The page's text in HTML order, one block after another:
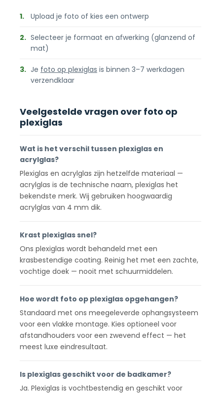
1. Upload je foto of kies een ontwerp
2. Selecteer je formaat en afwerking (glanzend of
mat)
3. Je foto op plexiglas is binnen 3–7 werkdagen
verzendklaar
Veelgestelde vragen over foto op
plexiglas
Wat is het verschil tussen plexiglas en
acrylglas?
Plexiglas en acrylglas zijn hetzelfde materiaal —
acrylglas is de technische naam, plexiglas het
bekendste merk. Wij gebruiken hoogwaardig
acrylglas van 4 mm dik.
Krast plexiglas snel?
Ons plexiglas wordt behandeld met een
krasbestendige coating. Reinig het met een zachte,
vochtige doek — nooit met schuurmiddelen.
Hoe wordt foto op plexiglas opgehangen?
Standaard met ons meegeleverde ophangsysteem
voor een vlakke montage. Kies optioneel voor
afstandhouders voor een zwevend effect — het
meest luxe eindresultaat.
Is plexiglas geschikt voor de badkamer?
Ja. Plexiglas is vochtbestendig en geschikt voor